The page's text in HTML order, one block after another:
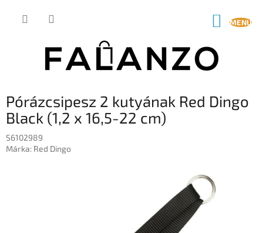
KOSÁR
Pórázcsipesz 2 kutyának Red Dingo
Black (1,2 x 16,5-22 cm)
S6102989
Márka: Red Dingo